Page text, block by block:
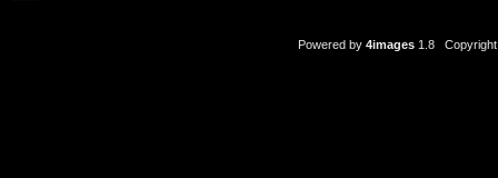
Powered by 4images1.8 Copyright